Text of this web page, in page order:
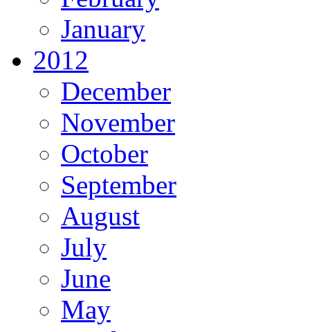
January
2012
December
November
October
September
August
July
June
May